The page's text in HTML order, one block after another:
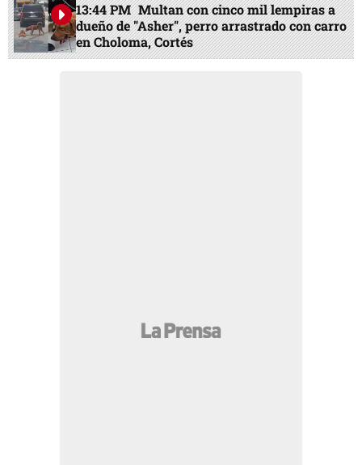
13:44 PM Multan con cinco mil lempiras a
dueño de "Asher", perro arrastrado con carro
en Choloma, Cortés